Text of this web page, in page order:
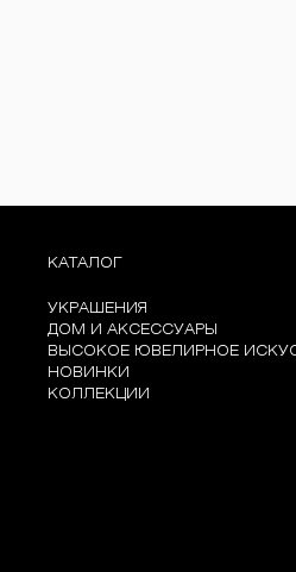
КАТАЛОГ
УКРАШЕНИЯ
ДОМ И АКСЕССУАРЫ
ВЫСОКОЕ ЮВЕЛИРНОЕ
НОВИНКИ
КОЛЛЕКЦИИ